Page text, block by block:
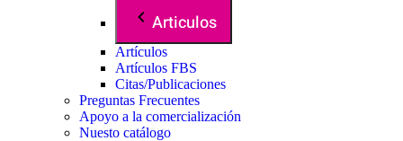
Articulos
Artículos
Artículos FBS
Citas/Publicaciones
Preguntas Frecuentes
Apoyo a la comercialización
Nuesto catálogo